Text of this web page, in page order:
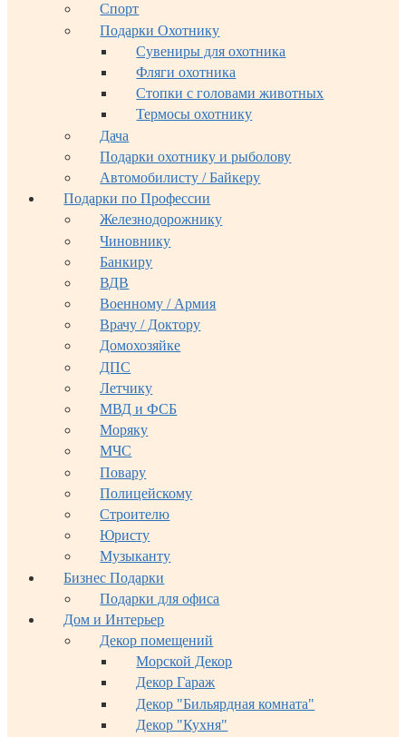
Спорт
Подарки Охотнику
Сувениры для охотника
Фляги охотника
Стопки с головами животных
Термосы охотнику
Дача
Подарки охотнику и рыболову
Автомобилисту / Байкеру
Подарки по Профессии
Железнодорожнику
Чиновнику
Банкиру
ВДВ
Военному / Армия
Врачу / Доктору
Домохозяйке
ДПС
Летчику
МВД и ФСБ
Моряку
МЧС
Повару
Полицейскому
Строителю
Юристу
Музыканту
Бизнес Подарки
Подарки для офиса
Дом и Интерьер
Декор помещений
Морской Декор
Декор Гараж
Декор "Бильярдная комната"
Декор "Кухня"